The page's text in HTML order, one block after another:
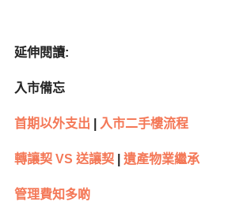
延伸閱讀:
入市備忘
首期以外支出 入市二手樓流程
轉讓契 VS 送讓契 遺產物業繼承
管理費知多啲